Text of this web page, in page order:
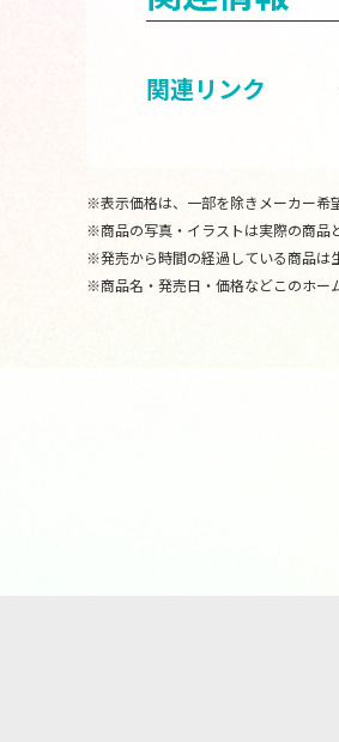
関連リンク
※表示価格は、一部を除きメーカー希
※商品の写真・イラストは実際の商品
※発売から時間の経過している商品は
※商品名・発売日・価格などこのホー